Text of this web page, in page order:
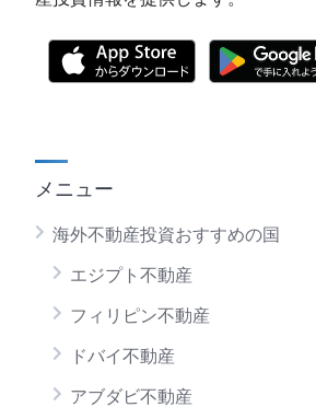
メニュー
海外不動産投資おすすめの国
エジプト不動産
フィリピン不動産
ドバイ不動産
アブダビ不動産